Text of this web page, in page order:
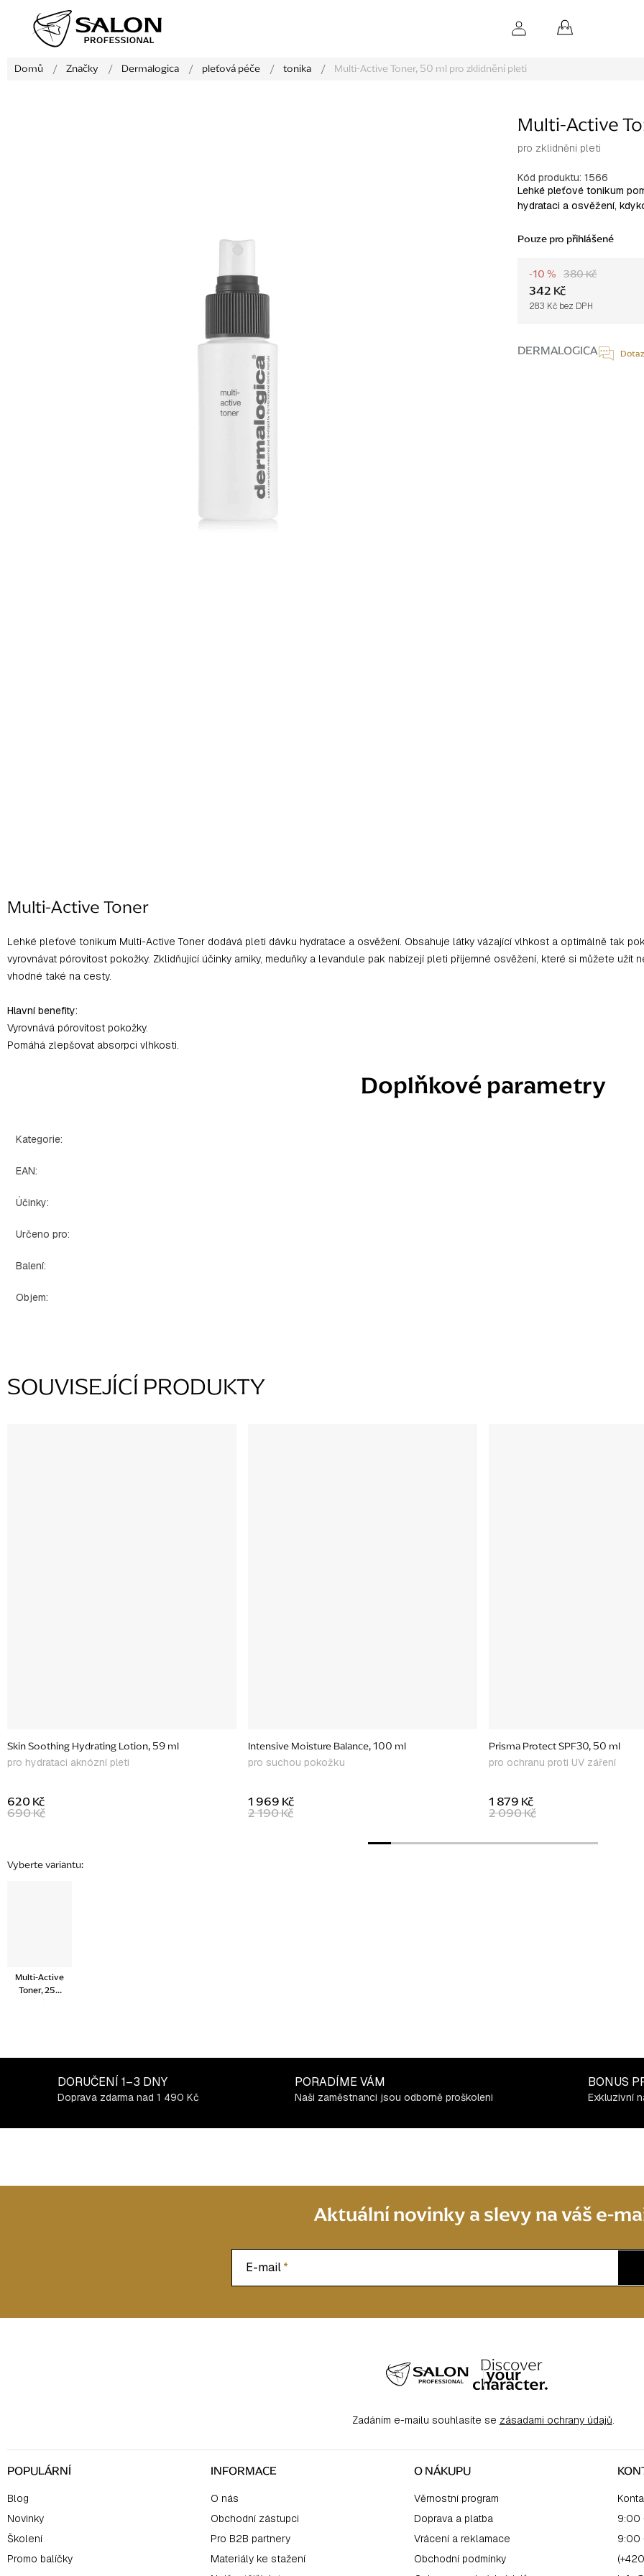
NÁKUPNÍ
KOŠÍK
Domů
/ Značky / Dermalogica / pleťová péče / tonika / Multi-Active Toner, 50 ml pro zklidnění pleti
Multi-Active
pro zklidnění pleti
Kód produktu: 1566
Lehké pleťové tonikum
hydrataci a osvěžení,
Pouze pro přihlášené
380 Kč
-10 %
342 Kč
283 Kč bez DPH
DERMALOGICA
Multi-Active Toner
Lehké pleťové tonikum Multi-Active Toner dodává pleti dávku hydratace a osvěžení. Obsahuje látky vázající vlhkost a optimálně tak
vyrovnávat pórovitost pokožky. Zklidňující účinky arniky, meduňky a levandule pak nabízejí pleti příjemné osvěžení, které si můžete užít
vhodné také na cesty.
Hlavní benefity:
Vyrovnává pórovitost pokožky.
Pomáhá zlepšovat absorpci vlhkosti.
Doplňkové parametry
Kategorie:
EAN:
Účinky:
Určeno pro:
Balení:
Objem:
SOUVISEJÍCÍ PRODUKTY
Skin Soothing Hydrating Lotion, 59 ml
pro hydrataci aknózní pleti
690 Kč
620 Kč
Intensive Moisture Balance, 100 ml
pro suchou pokožku
2 190 Kč
1 969 Kč
Prisma Protect SPF30, 50 ml
pro ochranu proti UV záření
2 090 Kč
1 879 Kč
Multi-Active
Toner, 250
ml
DORUČENÍ 1–3 DNY
Doprava zdarma nad 1 490 Kč
PORADÍME VÁM
Naši zaměstnanci jsou odborně proškoleni
BONUS
Exkluzivní
Aktuální novinky a slevy na váš e-
E-mail
Zadáním e-mailu souhlasíte se zásadami ochrany údajů.
POPULÁRNÍ
Blog
Novinky
Školení
Promo balíčky
INFORMACE
O nás
Obchodní zástupci
Pro B2B partnery
Materiály ke stažení
O NÁKUPU
Věrnostní program
Doprava a platba
Vrácení a reklamace
Obchodní podmínky
9:00
9:00